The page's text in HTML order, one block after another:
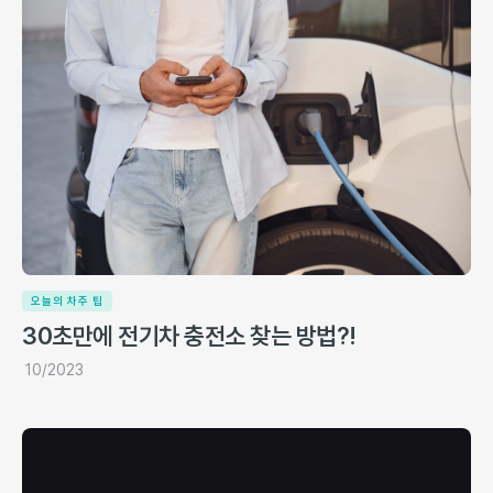
오늘의 차주 팁
30초만에 전기차 충전소 찾는 방법?!
10/2023